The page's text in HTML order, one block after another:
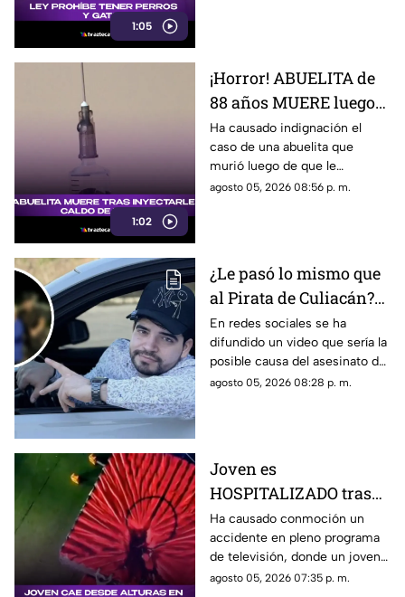
1:05
1:02
¡Horror! ABUELITA de
88 años MUERE luego
de que le INYECTARAN
CALDO de pollo
Ha causado indignación el
caso de una abuelita que
murió luego de que le
inyectaran caldo de pollo,
agosto 05, 2026 08:56 p. m.
¿Le pasó lo mismo que
al Pirata de Culiacán?
Revelan VIDEO que
podría ser la causa del
asesinato de César
Gastélum
En redes sociales se ha
difundido un video que sería la
posible causa del asesinato del
influencer César Gastélum,
agosto 05, 2026 08:28 p. m.
Joven es
HOSPITALIZADO tras
caer desde 8 metros de
altura en programa de
televisión (+VIDEO)
Ha causado conmoción un
accidente en pleno programa
de televisión, donde un joven
sufrió una caída y terminó
agosto 05, 2026 07:35 p. m.